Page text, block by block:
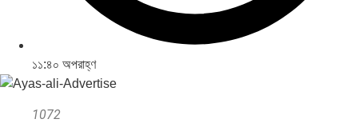
১১:৪০ অপরাহ্ণ
1072